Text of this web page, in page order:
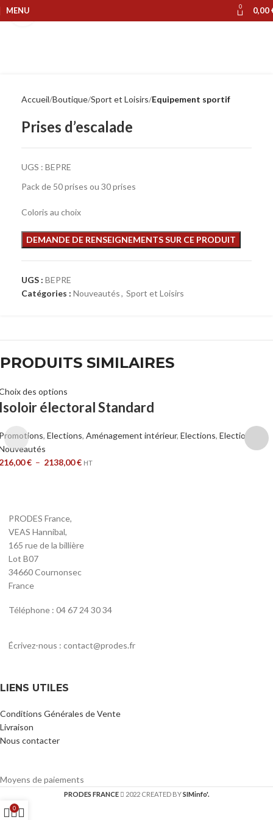
MENU 0 0,00
Accueil Boutique Sport et Loisirs Equipement sportif
Prises d’escalade
UGS : BEPRE
Pack de 50 prises ou 30 prises
Coloris au choix
UGS : BEPRE
Catégories : Nouveautés, Sport et Loisirs
PRODUITS SIMILAIRES
des options
électoral Standard
,Elections,Aménagement intérieur,Elections,Elections
€ – 2138,00€ HT
PRODES France,
VEAS Hannibal,
165 rue de la billière
Lot B07
34660 Cournonsec
France
Téléphone : 04 67 24 30 34
Écrivez-nous : contact@prodes.fr
LIENS UTILES
Conditions Générales de Vente
Livraison
Nous contacter
Moyens de paiements
PRODES FRANCE 2022 CREATED BYSIMinfo'.
0